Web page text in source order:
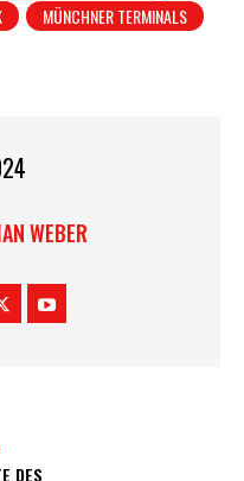
MÜNCHNER TERMINALS
WEBER
DES